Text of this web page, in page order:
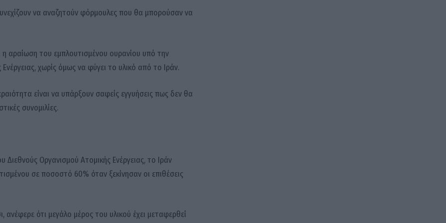
να αναζητούν φόρμουλες που θα μπορούσαν να
η αραίωση του εμπλουτισμένου ουρανίου υπό την
χωρίς όμως να φύγει το υλικό από το Ιράν.
είναι να υπάρξουν σαφείς εγγυήσεις πως δεν θα
συνομιλίες.
Οργανισμού Ατομικής Ενέργειας, το Ιράν
σε ποσοστό 60% όταν ξεκίνησαν οι επιθέσεις
ότι μεγάλο μέρος του υλικού έχει μεταφερθεί